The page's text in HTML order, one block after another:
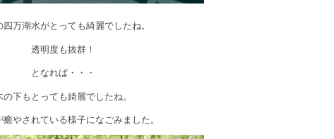
四万湖水がとっても綺麗でしたね。
透明度も抜群！
となれば・・・
の下もとっても綺麗でしたね。
やされている様子になごみました。